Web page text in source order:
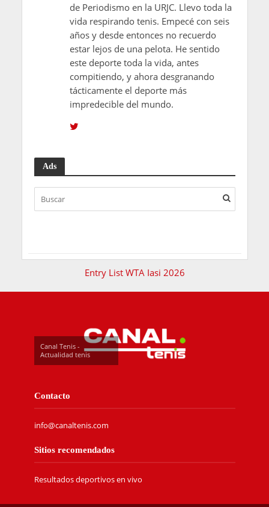
de Periodismo en la URJC. Llevo toda la
vida respirando tenis. Empecé con seis
años y desde entonces no recuerdo
estar lejos de una pelota. He sentido
este deporte toda la vida, antes
compitiendo, y ahora desgranando
tácticamente el deporte más
impredecible del mundo.
Ads
Entry List WTA Iasi 2026
Canal Tenis -
Actualidad tenis
Contacto
info@canaltenis.com
Sitios recomendados
Resultados deportivos en vivo